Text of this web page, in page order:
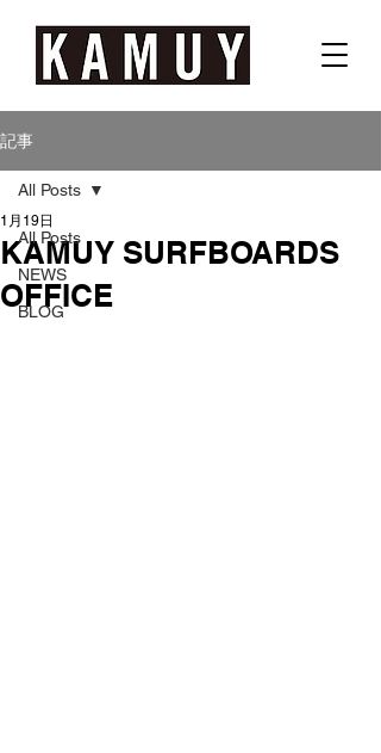
記事
All Posts
NEWS
BLOG
All Posts
KAMUY SURFBOARDS
OFFICE
1月19日